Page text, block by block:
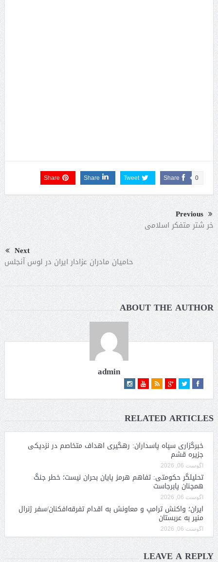
Share 0
Tweet
Share
Share
Previous
خر شتر متفکر اسلامی
Next
حامیان مادران عزادار ایران در لوس آنجلس
ABOUT THE AUTHOR
admin
RELATED ARTICLES
خبرگزاری سپاه پاسداران: رهگیری اهداف متخاصم در نزدیکی
جزیره قشم
آگوست 06, 2026
تحلیلگر حکومتی: تفاهم هرمز پایان بحران نیست؛ خطر جنگ
همچنان پابرجاست
آگوست 06, 2026
ایران؛ واکنش ترامپ و معاونش به اقدام تفرقه‌افکنان/سفر ژنرال
منیر به عربستان
آگوست 06, 2026
LEAVE A REPLY